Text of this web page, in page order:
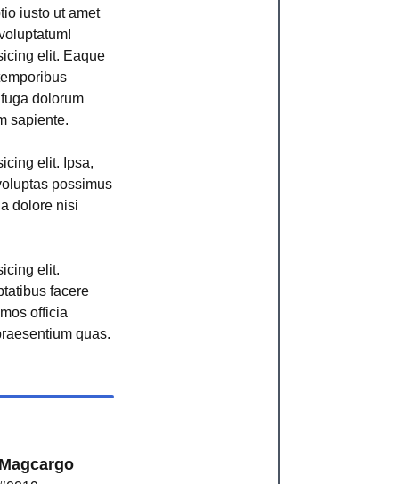
iusto ut amet
elit. Eaque
dolorum
sapiente.
elit. Ipsa,
possimus
dolore nisi
elit.
facere
officia
quas.
Magcargo